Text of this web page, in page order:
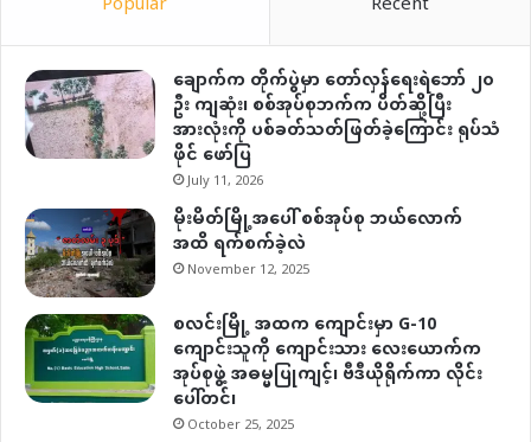
ချောက်က တိုက်ပွဲမှာ တော်လှန်ရေးရဲဘော် ၂၀
ဦး ကျဆုံး၊ စစ်အုပ်စုဘက်က ပိတ်ဆို့ပြီး
အားလုံးကို ပစ်ခတ်သတ်ဖြတ်ခဲ့ကြောင်း ရုပ်သံ
ဖိုင် ဖော်ပြ
July 11, 2026
မိုးမိတ်မြို့အပေါ် စစ်အုပ်စု ဘယ်လောက်
အထိ ရက်စက်ခဲ့လဲ
November 12, 2025
စလင်းမြို့ အထက ကျောင်းမှာ G-10
ကျောင်းသူကို ကျောင်းသား လေးယောက်က
အုပ်စုဖွဲ့ အဓမ္မပြုကျင့်၊ ဗီဒီယိုရိုက်ကာ လိုင်း
ပေါ်တင်၊
October 25, 2025